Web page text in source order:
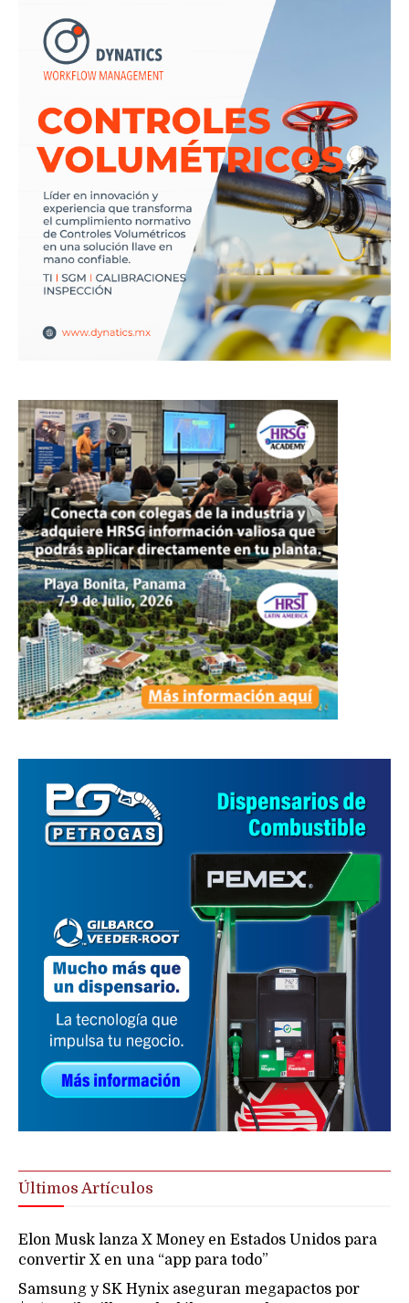
Últimos Artículos
Elon Musk lanza X Money en Estados Unidos para
convertir X en una “app para todo”
Samsung y SK Hynix aseguran megapactos por